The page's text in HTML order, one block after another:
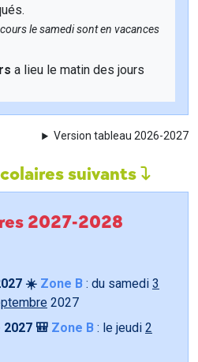
le samedi sont en vacances
a lieu le matin des jours
Version tableau 2026-2027
suivants
2027-2028
☀️ Zone B : du samedi 3
2027
🎒 Zone B : le jeudi 2